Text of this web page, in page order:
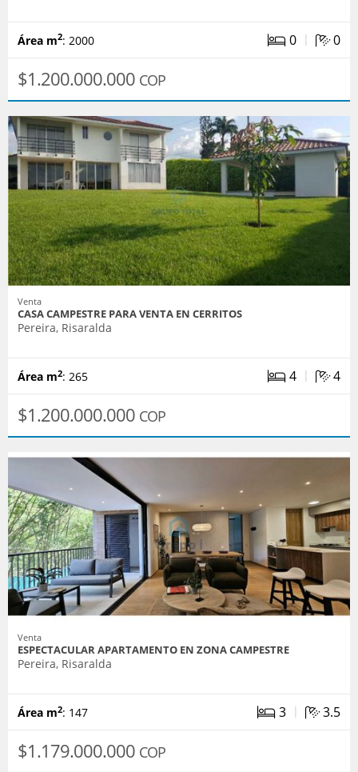
Área m2: 2000 0 | 0
$1.200.000.000 COP
Venta
CASA CAMPESTRE PARA VENTA EN CERRITOS
Pereira, Risaralda
Área m2: 265 4 | 4
$1.200.000.000 COP
Venta
ESPECTACULAR APARTAMENTO EN ZONA CAMPESTRE
Pereira, Risaralda
Área m2: 147 3 | 3.5
$1.179.000.000 COP